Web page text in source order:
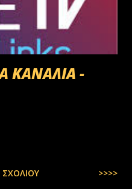
ΚΑΝΑΛΙΑ -
>>>>